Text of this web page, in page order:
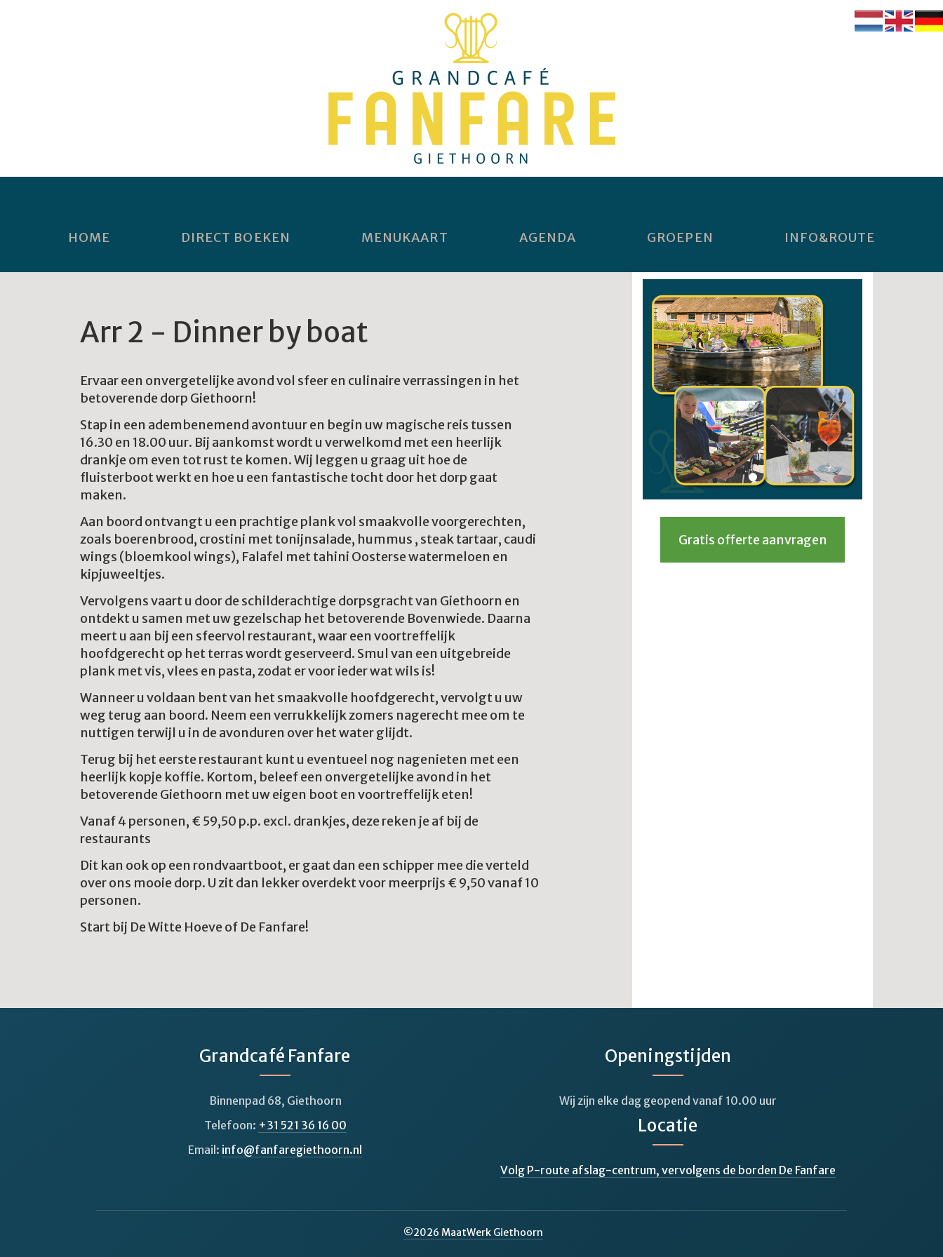
HOME DIRECT BOEKEN MENUKAART AGENDA GROEPEN INFO&ROUTE
Arr 2 - Dinner by boat
Ervaar een onvergetelijke avond vol sfeer en culinaire verrassingen in het
betoverende dorp Giethoorn!
Stap in een adembenemend avontuur en begin uw magische reis tussen
16.30 en 18.00 uur. Bij aankomst wordt u verwelkomd met een heerlijk
drankje om even tot rust te komen. Wij leggen u graag uit hoe de
fluisterboot werkt en hoe u een fantastische tocht door het dorp gaat
maken.
Aan boord ontvangt u een prachtige plank vol smaakvolle voorgerechten,
zoals boerenbrood, crostini met tonijnsalade, hummus , steak tartaar, caudi
wings (bloemkool wings), Falafel met tahini Oosterse watermeloen en
kipjuweeltjes.
Vervolgens vaart u door de schilderachtige dorpsgracht van Giethoorn en
ontdekt u samen met uw gezelschap het betoverende Bovenwiede. Daarna
meert u aan bij een sfeervol restaurant, waar een voortreffelijk
hoofdgerecht op het terras wordt geserveerd. Smul van een uitgebreide
plank met vis, vlees en pasta, zodat er voor ieder wat wils is!
Wanneer u voldaan bent van het smaakvolle hoofdgerecht, vervolgt u uw
weg terug aan boord. Neem een verrukkelijk zomers nagerecht mee om te
nuttigen terwijl u in de avonduren over het water glijdt.
Terug bij het eerste restaurant kunt u eventueel nog nagenieten met een
heerlijk kopje koffie. Kortom, beleef een onvergetelijke avond in het
betoverende Giethoorn met uw eigen boot en voortreffelijk eten!
Vanaf 4 personen, € 59,50 p.p. excl. drankjes, deze reken je af bij de
restaurants
Dit kan ook op een rondvaartboot, er gaat dan een schipper mee die verteld
over ons mooie dorp. U zit dan lekker overdekt voor meerprijs € 9,50 vanaf 10
personen.
Start bij De Witte Hoeve of De Fanfare!
Gratis offerte aanvragen
Grandcafé Fanfare
Binnenpad 68, Giethoorn
Telefoon: +31 521 36 16 00
Email: info@fanfaregiethoorn.nl
Openingstijden
Wij zijn elke dag geopend vanaf 10.00 uur
Locatie
Volg P-route afslag-centrum, vervolgens de borden De Fanfare
©2026 MaatWerk Giethoorn